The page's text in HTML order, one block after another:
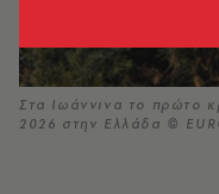
Στα Ιωάννινα το πρώτο
2026 στην Ελλάδα ©